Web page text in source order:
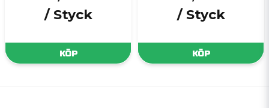
/ Styck
KÖP
/ Styck
KÖP